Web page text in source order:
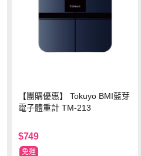
【團購優惠】 Tokuyo BMI藍芽
電子體重計 TM-213
$749
免運